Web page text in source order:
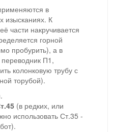
в
изысканиях. К
части накручивается
горной
пробурить), а в
П1,
колонковую трубу с
торубой).
(в редких, или
использовать Ст.35 -